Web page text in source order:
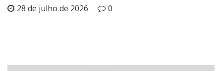
28 de julho de 2026 0